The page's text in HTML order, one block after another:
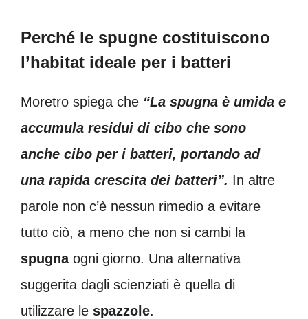
Perché le spugne costituiscono
l’habitat ideale per i batteri
Moretro spiega che “La spugna è umida e
accumula residui di cibo che sono
anche cibo per i batteri, portando ad
una rapida crescita dei batteri”. In altre
parole non c’è nessun rimedio a evitare
tutto ciò, a meno che non si cambi la
spugnaogni giorno. Una alternativa
suggerita dagli scienziati è quella di
utilizzare le spazzole.